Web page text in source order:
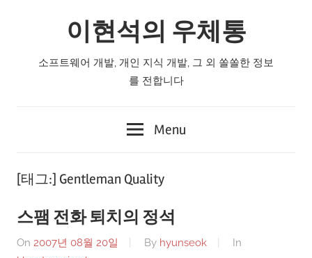
이현석의 우체통
소프트웨어 개발, 개인 지식 개발, 그 외 쏠쏠한 정보
를 전합니다
Menu
[태그:] Gentleman Quality
스팸 전화 퇴치의 정석
On 2007년 08월 20일 By hyunseok
In